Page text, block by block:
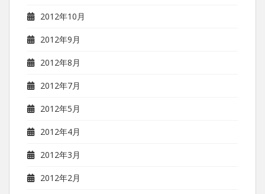
2012年10月
2012年9月
2012年8月
2012年7月
2012年5月
2012年4月
2012年3月
2012年2月